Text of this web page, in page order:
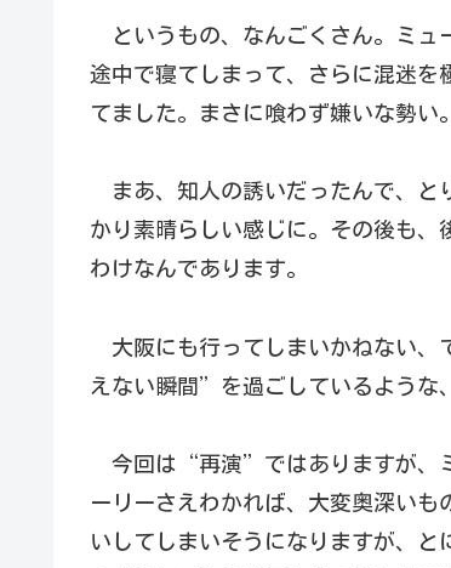
というもの、なんごくさん。ミュ
途中で寝てしまって、さらに混迷を
てました。まさに喰わず嫌いな勢い。
まあ、知人の誘いだったんで、と
かり素晴らしい感じに。その後も、
わけなんであります。
大阪にも行ってしまいかねない、
えない瞬間”を過ごしているような
今回は“再演”ではありますが、
ーリーさえわかれば、大変奥深い
いしてしまいそうになりますが、